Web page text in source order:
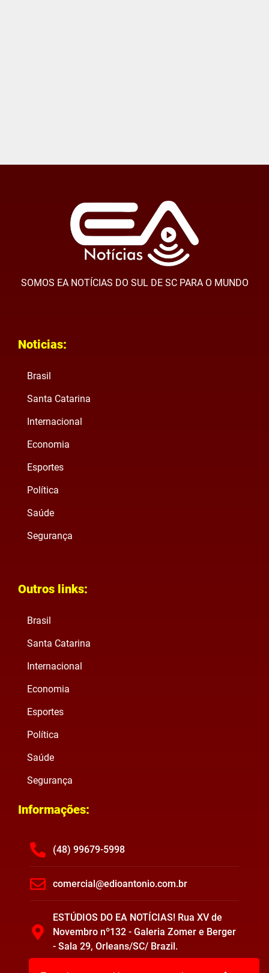
SOMOS EA NOTÍCIAS DO SUL DE SC PARA O MUNDO
Noticias:
Brasil
Santa Catarina
Internacional
Economia
Esportes
Política
Saúde
Segurança
Outros links:
Brasil
Santa Catarina
Internacional
Economia
Esportes
Política
Saúde
Segurança
Informações:
(48) 99679-5998
comercial@edioantonio.com.br
ESTÚDIOS DO EA NOTÍCIAS! Rua XV de
Novembro nº132 - Galeria Zomer e Berger
- Sala 29, Orleans/SC/ Brazil.